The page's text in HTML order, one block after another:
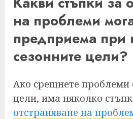
на проблеми
предприема при
сезонните цели?
Ако срещнете проблеми
цели, има няколко
отстраняване на